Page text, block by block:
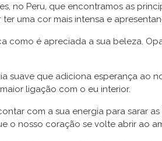
no Peru, que encontramos as
uma cor mais intensa e
como é apreciada a sua beleza.
suave que adiciona esperança ao
ligação com o eu interior.
com a sua energia para sarar
o nosso coração se volte abrir ao